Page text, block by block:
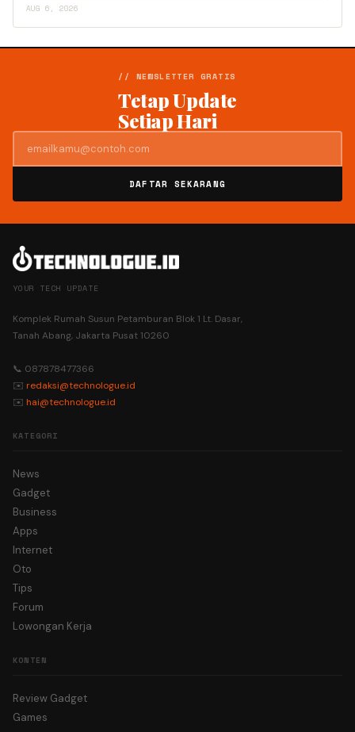
AUG 6, 2026
// NEWSLETTER GRATIS
Tetap Update
Setiap Hari
DAFTAR SEKARANG
YOUR TECH UPDATE
Komplek Rumah Susun Petamburan Blok 1 Lt. Dasar,
Tanah Abang, Jakarta Pusat 10260
📞 087878477366
✉️ redaksi@technologue.id
✉️ hai@technologue.id
KATEGORI
News
Gadget
Business
Apps
Internet
Oto
Tips
Forum
Lowongan Kerja
KONTEN
Review Gadget
Games